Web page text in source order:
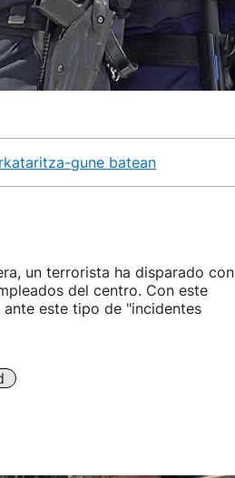
gune batean
un terrorista ha disparado con
del centro. Con este
este tipo de "incidentes